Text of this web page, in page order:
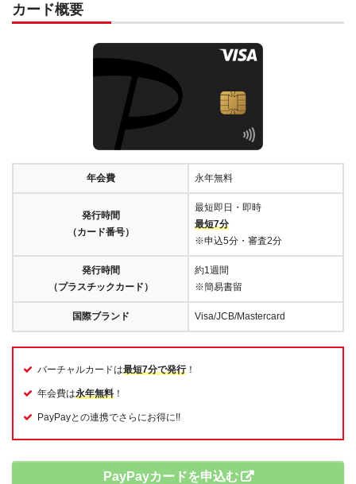
カード概要
年会費 永年無料
発行時間
（カード番号）
最短即日・即時
最短7分
※申込5分・審査2分
発行時間
（プラスチックカード）
約1週間
※簡易書留
国際ブランド Visa/JCB/Mastercard
バーチャルカードは最短7分で発行！
年会費は永年無料 ！
PayPayとの連携でさらにお得に!!
PayPayカードを申込む